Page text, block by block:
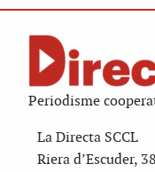
Periodisme
La Directa SCCL
Riera d’Escuder,